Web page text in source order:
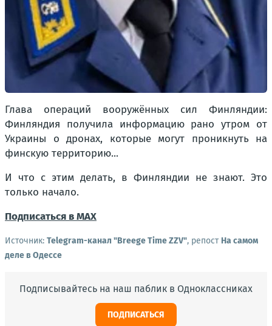
Глава операций вооружённых сил Финляндии:
Финляндия получила информацию рано утром от
Украины о дронах, которые могут проникнуть на
финскую территорию...
И что с этим делать, в Финляндии не знают. Это
только начало.
Подписаться в МАХ
Источник: Telegram-канал "Brееgе Timе ZZV", репост На самом
деле в Одессе
Подписывайтесь на наш паблик в Одноклассниках
ПОДПИСАТЬСЯ